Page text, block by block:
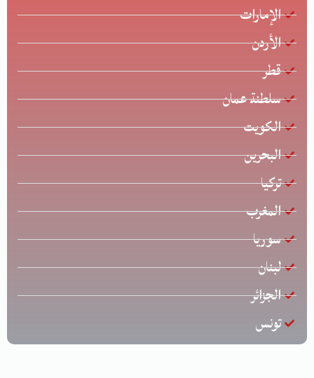
الإمارات
الأردن
قطر
سلطنة عمان
الكويت
البحرين
تركيا
المغرب
سوريا
لبنان
الجزائر
تونس